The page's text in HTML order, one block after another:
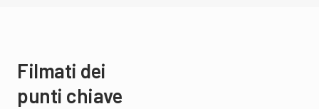
Filmati dei
punti chiave